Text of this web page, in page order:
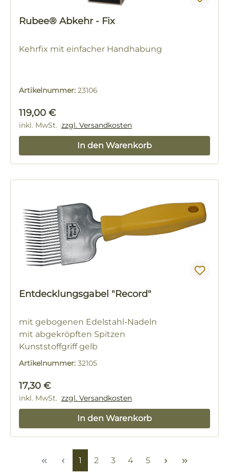
Rubee® Abkehr - Fix
Kehrfix mit einfacher Handhabung
Artikelnummer: 23106
Regulärer Preis:
119,00 €
inkl. MwSt. zzgl. Versandkosten
In den Warenkorb
Entdecklungsgabel "Record"
mit gebogenen Edelstahl-Nadeln
mit abgekröpften Spitzen
Kunststoffgriff gelb
Artikelnummer: 32105
Regulärer Preis:
17,30 €
inkl. MwSt. zzgl. Versandkosten
In den Warenkorb
Seite
1 Seite
2 Seite
3 Seite
4 Seite
5